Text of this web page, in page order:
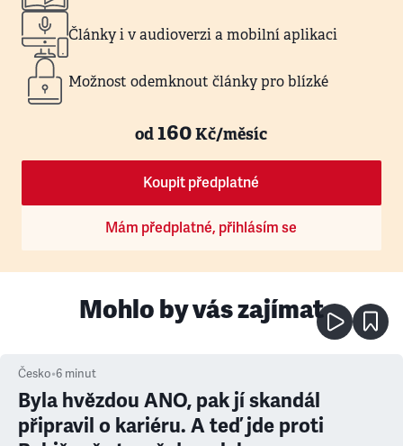
Články i v audioverzi a mobilní aplikaci
Možnost odemknout články pro blízké
od160Kč/měsíc
Koupit předplatné
Mám předplatné, přihlásím se
Mohlo by vás zajímat
Česko•6 minut
Byla hvězdou ANO, pak jí skandál
připravil o kariéru. A teď jde proti